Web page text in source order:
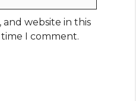
and website in this
I comment.